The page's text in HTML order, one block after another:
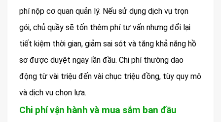
phí nộp cơ quan quản lý. Nếu sử dụng dịch vụ trọn
gói, chủ quầy sẽ tốn thêm phí tư vấn nhưng đổi lại
tiết kiệm thời gian, giảm sai sót và tăng khả năng hồ
sơ được duyệt ngay lần đầu. Chi phí thường dao
động từ vài triệu đến vài chục triệu đồng, tùy quy mô
và dịch vụ chọn lựa.
Chi phí vận hành và mua sắm ban đầu